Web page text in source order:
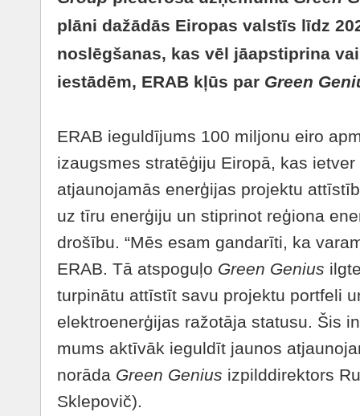
plāni dažādās Eiropas valstīs līdz
noslēgšanas, kas vēl jāapstiprina
iestādēm, ERAB kļūs par Green
ERAB ieguldījums 100 miljonu eiro
izaugsmes stratēģiju Eiropā, kas
atjaunojamās enerģijas projektu
uz tīru enerģiju un stiprinot reģiona
drošību. “Mēs esam gandarīti, ka
ERAB. Tā atspoguļo Green Genius
turpinātu attīstīt savu projektu portfeli
elektroenerģijas ražotāja statusu. Šis
mums aktīvāk ieguldīt jaunos
norāda Green Genius izpilddirektors
Sklepovič).